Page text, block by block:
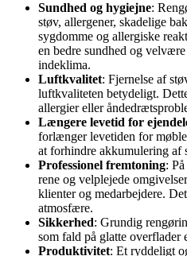
Sundhed og hygiejne:
støv, allergener, skadelige
sygdomme og allergiske
en bedre sundhed og
indeklima.
Luftkvalitet: Fjernelse af
luftkvaliteten betydeligt.
allergier eller
Længere levetid for
forlænger levetiden for
at forhindre akkumulering af
Professionel fremtoning:
rene og velplejede
klienter og medarbejdere.
atmosfære.
Sikkerhed: Grundig
som fald på glatte overflader
Produktivitet: Et ryddeligt